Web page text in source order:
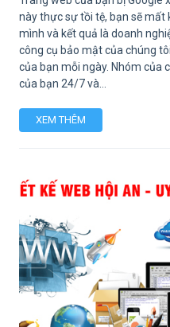
này thực sự tồi tệ, bạn sẽ
mình và kết quả là doanh
công cụ bảo mật của chúng
của bạn mỗi ngày. Nhóm của
của bạn 24/7 và...
XEM THÊM